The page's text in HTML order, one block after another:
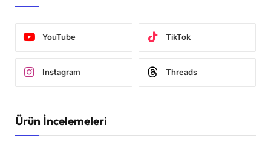
YouTube TikTok
Instagram Threads
Ürün İncelemeleri